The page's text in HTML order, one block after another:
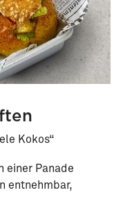
Kokos“
einer Panade
entnehmbar,